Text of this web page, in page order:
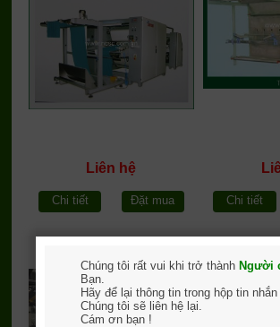
Liên hệ
Chi tiết Đặt mua Chi tiết
xẻ khổ
Máy
Chúng tôi rất vui khi trở thành Người
Bạn.
Hãy để lại thông tin trong hộp tin
Chúng tôi sẽ liên hệ lại.
Cám ơn bạn !